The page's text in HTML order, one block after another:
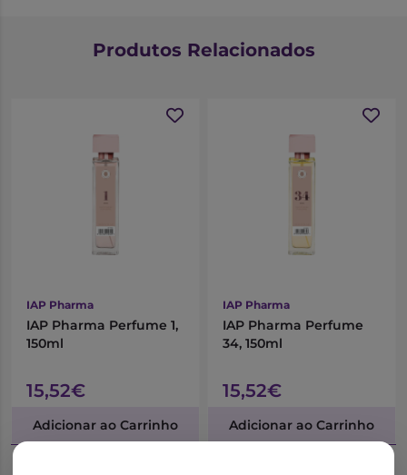
Produtos Relacionados
IAP Pharma
IAP Pharma Perfume 1,
150ml
15,52€
Adicionar ao Carrinho
IAP Pharma
IAP Pharma Perfume
34, 150ml
15,52€
Adicionar ao Carrinho